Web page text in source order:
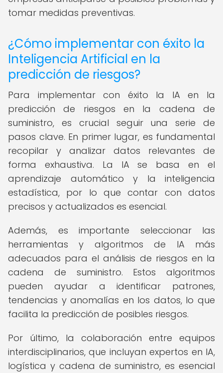
tomar medidas preventivas.
¿Cómo implementar con éxito la
Inteligencia Artificial en la
predicción de riesgos?
Para implementar con éxito la IA en la
predicción de riesgos en la cadena de
suministro, es crucial seguir una serie de
pasos clave. En primer lugar, es fundamental
recopilar y analizar datos relevantes de
forma exhaustiva. La IA se basa en el
aprendizaje automático y la inteligencia
estadística, por lo que contar con datos
precisos y actualizados es esencial.
Además, es importante seleccionar las
herramientas y algoritmos de IA más
adecuados para el análisis de riesgos en la
cadena de suministro. Estos algoritmos
pueden ayudar a identificar patrones,
tendencias y anomalías en los datos, lo que
facilita la predicción de posibles riesgos.
Por último, la colaboración entre equipos
interdisciplinarios, que incluyan expertos en IA,
logística y cadena de suministro, es esencial